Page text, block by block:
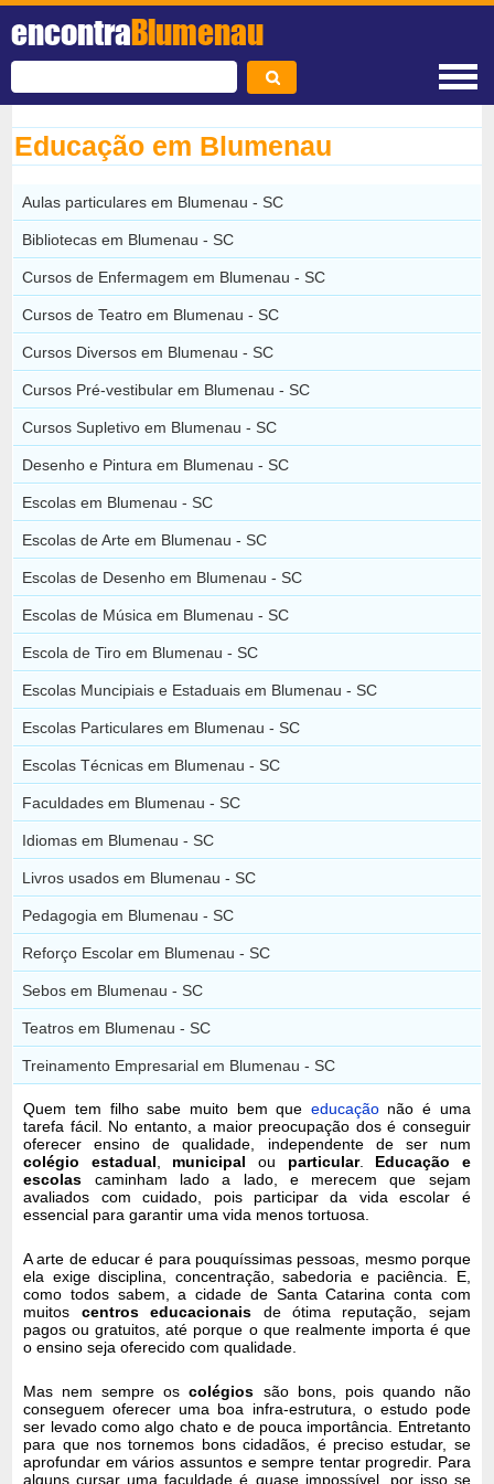
encontraBlumenau
Educação em Blumenau
Aulas particulares em Blumenau - SC
Bibliotecas em Blumenau - SC
Cursos de Enfermagem em Blumenau - SC
Cursos de Teatro em Blumenau - SC
Cursos Diversos em Blumenau - SC
Cursos Pré-vestibular em Blumenau - SC
Cursos Supletivo em Blumenau - SC
Desenho e Pintura em Blumenau - SC
Escolas em Blumenau - SC
Escolas de Arte em Blumenau - SC
Escolas de Desenho em Blumenau - SC
Escolas de Música em Blumenau - SC
Escola de Tiro em Blumenau - SC
Escolas Muncipiais e Estaduais em Blumenau - SC
Escolas Particulares em Blumenau - SC
Escolas Técnicas em Blumenau - SC
Faculdades em Blumenau - SC
Idiomas em Blumenau - SC
Livros usados em Blumenau - SC
Pedagogia em Blumenau - SC
Reforço Escolar em Blumenau - SC
Sebos em Blumenau - SC
Teatros em Blumenau - SC
Treinamento Empresarial em Blumenau - SC
Quem tem filho sabe muito bem que educaçãonão é uma
tarefa fácil. No entanto, a maior preocupação dos é conseguir
oferecer ensino de qualidade, independente de ser num
colégio estadual
municipal ou particular. Educação e
escolas caminham lado a lado, e merecem que sejam
avaliados com cuidado, pois participar da vida escolar é
essencial para garantir uma vida menos tortuosa.
A arte de educar é para pouquíssimas pessoas, mesmo porque
ela exige disciplina, concentração, sabedoria e paciência. E,
como todos sabem, a cidade de Santa Catarina conta com
muitos centros educacionais de ótima reputação, sejam
pagos ou gratuitos, até porque o que realmente importa é que
o ensino seja oferecido com qualidade.
Mas nem sempre oscolégios são bons, pois quando não
conseguem oferecer uma boa infra-estrutura, o estudo pode
ser levado como algo chato e de pouca importância. Entretanto
para que nos tornemos bons cidadãos, é preciso estudar, se
aprofundar em vários assuntos e sempre tentar progredir. Para
alguns cursar uma faculdade é quase impossível, por isso se